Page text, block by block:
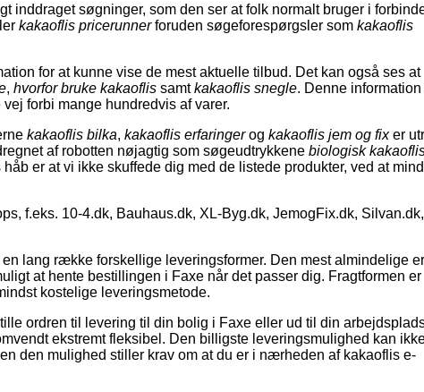
inddraget søgninger, som den ser at folk normalt bruger i
kakaoflis pricerunnerforuden søgeforespørgsler som kakaoflis
for at kunne vise de mest aktuelle tilbud. Det kan også ses at
, hvorfor bruke kakaoflis samtkakaoflis snegle. Denne information
forbi mange hundredvis af varer.
kakaoflis bilka, kakaoflis erfaringerog kakaoflis jem og fixer
af robotten nøjagtig som søgeudtrykkene biologisk
håb er at vi ikke skuffede dig med de listede produkter, ved at
f.eks. 10-4.dk, Bauhaus.dk, XL-Byg.dk, JemogFix.dk, Silvan.dk,
lang række forskellige leveringsformer. Den mest almindelige
at hente bestillingen i Faxe når det passer dig. Fragtformen er
kostelige leveringsmetode.
ordren til levering til din bolig i Faxe eller ud til din
ekstremt fleksibel. Den billigste leveringsmulighed kan
den mulighed stiller krav om at du er i nærheden af kakaoflis e-